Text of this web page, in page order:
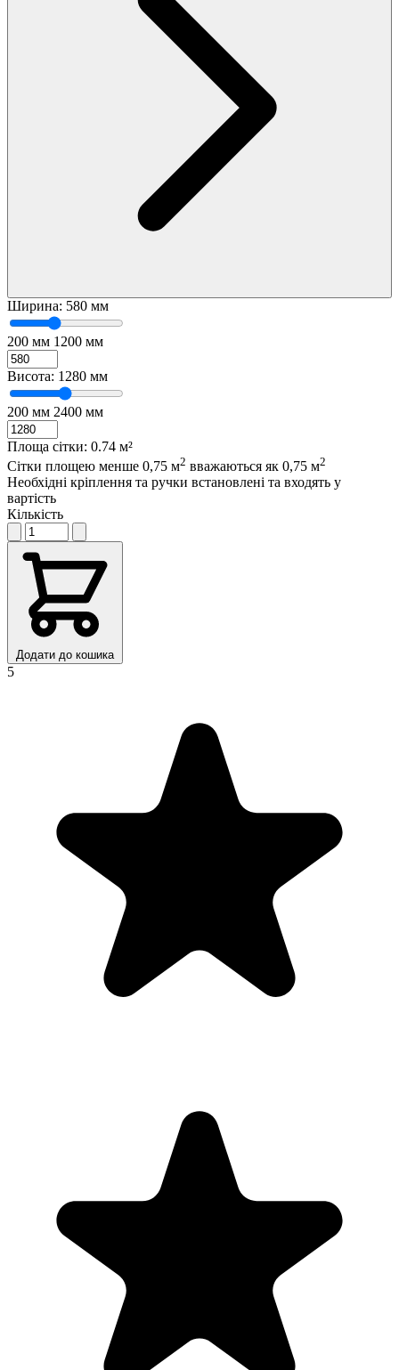
Ширина: 580 мм
200 мм 1200 мм
Висота: 1280 мм
200 мм 2400 мм
Площа сітки: 0.74 м²
Сітки площею менше 0,75 м2 вважаються як 0,75 м2
Необхідні кріплення та ручки встановлені та входять у
вартість
Кількість
Додати до кошика
5